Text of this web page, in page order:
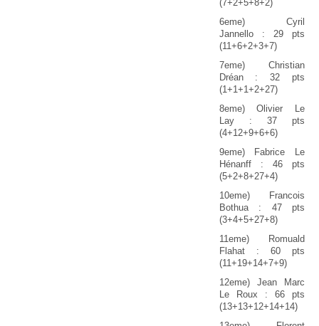
(7+2+5+8+2)
6eme) Cyril
Jannello : 29 pts
(11+6+2+3+7)
7eme) Christian
Dréan : 32 pts
(1+1+1+2+27)
8eme) Olivier Le
Lay : 37 pts
(4+12+9+6+6)
9eme) Fabrice Le
Hénanff : 46 pts
(5+2+8+27+4)
10eme) Francois
Bothua : 47 pts
(3+4+5+27+8)
11eme) Romuald
Flahat : 60 pts
(11+19+14+7+9)
12eme) Jean Marc
Le Roux : 66 pts
(13+13+12+14+14)